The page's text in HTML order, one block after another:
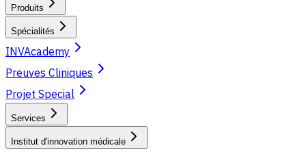
Produits
Spécialités
INVAcademy
Preuves Cliniques
Projet Special
Services
Institut d'innovation médicale